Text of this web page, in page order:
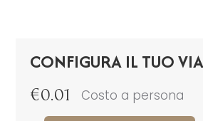
CONFIGURA IL TUO
€0.01 Costo a persona